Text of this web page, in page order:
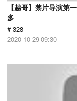
【越哥】禁片导演第
多
# 328
2020-10-29 09:30